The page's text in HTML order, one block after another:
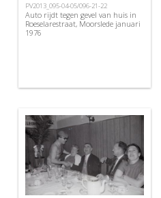
PV2013_095-04-05/096-21-22
Auto rijdt tegen gevel van huis in
Roeselarestraat, Moorslede januari
1976